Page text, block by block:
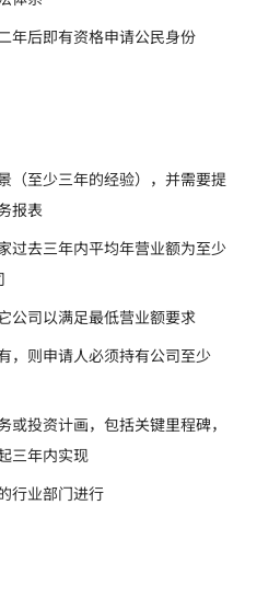
年后即有资格申请公民身份
（至少三年的经验），并需要提
报表
过去三年内平均年营业额为至少
公司以满足最低营业额要求
，则申请人必须持有公司至少
或投资计画，包括关键里程碑，
三年内实现
行业部门进行